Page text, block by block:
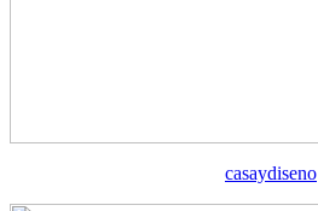
casaydiseno